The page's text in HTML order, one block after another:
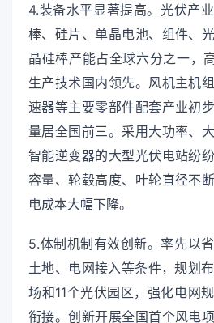
4.装备水平显著提高。光伏产
棒、硅片、单晶电池、组件、
晶硅棒产能占全球六分之一，
生产技术国内领先。风机主机
速器等主要零部件配套产业初
量居全国前三。采用大功率、
智能逆变器的大型光伏电站纷
容量、轮毂高度、叶轮直径不
电成本大幅下降。
5.体制机制有效创新。率先以
土地、电网接入等条件，规划
场和11个光伏园区，强化电网
衔接。创新开展全国首个风电